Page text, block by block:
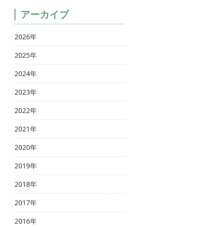
アーカイブ
2026年
2025年
2024年
2023年
2022年
2021年
2020年
2019年
2018年
2017年
2016年